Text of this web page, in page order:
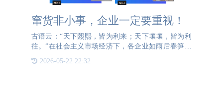
窜货非小事，企业一定要重视！
古语云：“天下熙熙，皆为利来；天下壤壤，皆为利
往。”在社会主义市场经济下，各企业如雨后春笋不
断发展壮大，众多品牌驰名中外，经销商密布全国各
地，这时如果企业对经销管理不到位，在利益驱使下
2026-05-22 22:32